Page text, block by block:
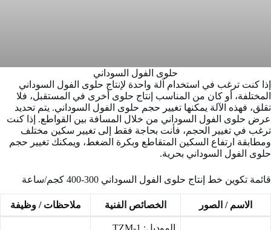
حلوى الفول السوداني
إذا كنت ترغب في استخدام آلة واحدة لإنتاج حلوى الفول السوداني
المختلفة، أو كان من المناسب إنتاج حلوى أخرى في المستقبل، فلا
تقلق، فهذه الآلة يمكنها تغيير حجم حلوى الفول السوداني. يتم تحديد
عرض حلوى الفول السوداني من خلال المسافة بين القواطع. إذا كنت
ترغب في تغيير الحجم، فأنت بحاجة فقط إلى تغيير سكين مختلف
ومطابقة ارتفاع السكين المتقاطع وبكرة الضغط، ويمكنك تغيير حجم
حلوى الفول السوداني بحرية.
قائمة تكوين خط إنتاج حلوى الفول السوداني 300-400 كجم/ساعة
الاسم / الصور الخصائص الفنية ملاحظات / وظيفة